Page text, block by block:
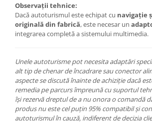
Observații tehnice:
Dacă autoturismul este echipat cu navigație
originală din fabrică, este necesar un
integrarea completă a sistemului multimedia.
Unele autoturisme pot necesita adaptări
alt tip de chenar de încadrare sau conector
aspecte se discută înainte de achiziție dacă
remedia pe parcurs împreună cu suportul
își rezervă dreptul de a nu onora o comandă
produs nu este cel puțin 95% compatibil și
autoturismul în cauză, indiferent de decizia